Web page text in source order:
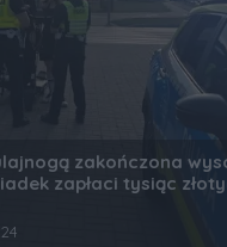
zakończona
zapłaci tysiąc